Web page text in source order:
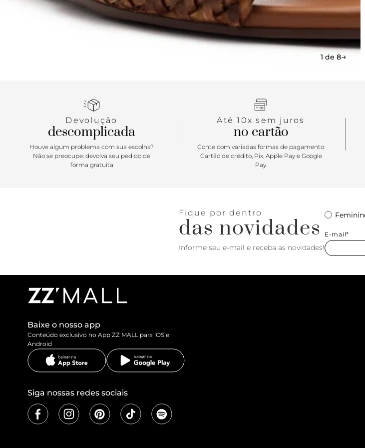
1 de 8
Devolução
descomplicada
Houve algum problema com sua escolha?
Não se preocupe: devolva seu pedido de
forma gratuita
Até 10x sem juros
no cartão
Conte com variadas formas de pagamento:
Cartão de crédito, Pix, Apple Pay e Google
Pay.
Fique por dentro
das novidades
Informe seu e-mail e receba as novidades!
E-mail*
Baixe o nosso app
Conteúdo exclusivo no App ZZ MALL para iOS e
Android
Siga nossas redes sociais